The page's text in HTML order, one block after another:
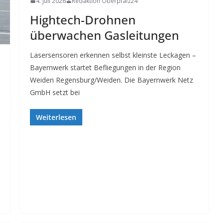
Hightech-Drohnen
überwachen Gasleitungen
Lasersensoren erkennen selbst kleinste Leckagen –
Bayernwerk startet Befliegungen in der Region
Weiden Regensburg/Weiden. Die Bayernwerk Netz
GmbH setzt bei
Weiterlesen